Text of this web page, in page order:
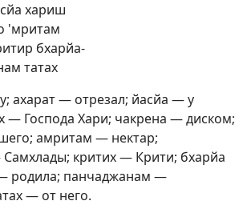
хариш
'мритам
бхарйа-
татах
ахарат — отрезал; йасйа — у
— Господа Хари; чакрена — диском;
амритам — нектар;
критих — Крити; бхарйа
родила; панчаджанам —
— от него.